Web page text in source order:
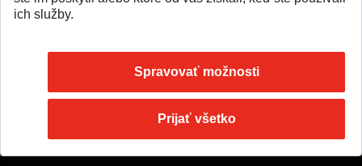
ich služby.
Spravovať možnosti
Prijať všetko